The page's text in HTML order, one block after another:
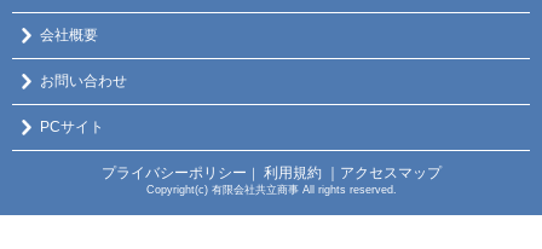
会社概要
お問い合わせ
PCサイト
プライバシーポリシー ｜ 利用規約 ｜アクセスマップ
Copyright(c) 有限会社共立商事 All rights reserved.